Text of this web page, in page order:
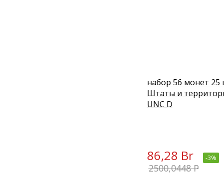
набор 56 монет 25
Штаты и
UNC D
86,28 Br -3%
2500,0448 P